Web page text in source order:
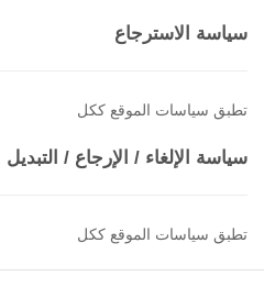
سياسة الاسترجاع
تطبق سياسات الموقع ككل
سياسة الإلغاء / الإرجاع / التبديل
تطبق سياسات الموقع ككل